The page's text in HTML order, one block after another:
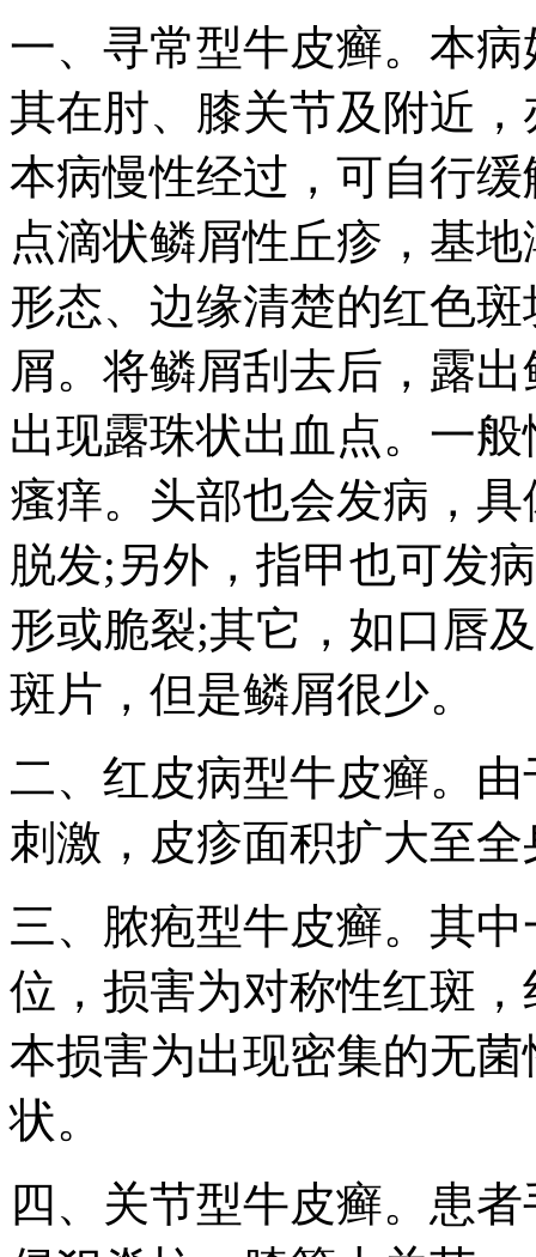
一、寻常型牛皮癣。本
其在肘、膝关节及附近
本病慢性经过，可自行
点滴状鳞屑性丘疹，基
形态、边缘清楚的红色
屑。将鳞屑刮去后，露
出现露珠状出血点。一
瘙痒。头部也会发病，
脱发;另外，指甲也可发
形或脆裂;其它，如口唇
斑片，但是鳞屑很少。
二、红皮病型牛皮癣。
刺激，皮疹面积扩大至
三、脓疱型牛皮癣。其
位，损害为对称性红斑
本损害为出现密集的无
状。
四、关节型牛皮癣。患